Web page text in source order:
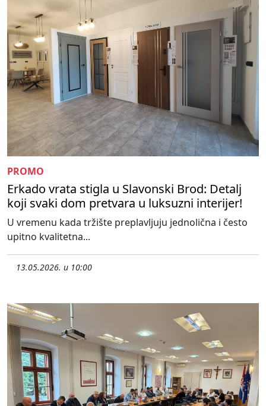
PROMO
Erkado vrata stigla u Slavonski Brod: Detalj
koji svaki dom pretvara u luksuzni interijer!
U vremenu kada tržište preplavljuju jednolična i često
upitno kvalitetna...
13.05.2026. u 10:00